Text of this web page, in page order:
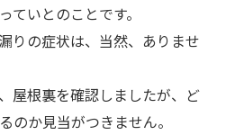
ていとのことです。
りの症状は、当然、ありませ
屋根裏を確認しましたが、ど
のか見当がつきません。